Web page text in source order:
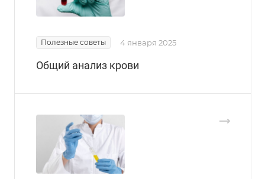
Полезные советы 4 января 2025
Общий анализ крови